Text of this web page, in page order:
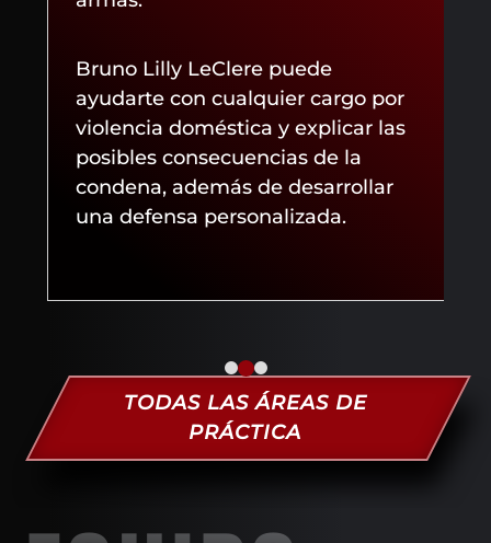
VIOLENCIA
DOMÉSTICA
Bruno Lilly LeClere puede
ayudarte con cualquier cargo por
violencia doméstica y explicar las
posibles consecuencias de la
condena, además de desarrollar
una defensa personalizada.
TODAS LAS ÁREAS DE
PRÁCTICA